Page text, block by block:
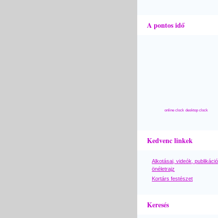
A pontos idő
online clock desktop clock
Kedvenc linkek
Alkotásai, videók,
önéletrajz
Kortárs festészet
Keresés